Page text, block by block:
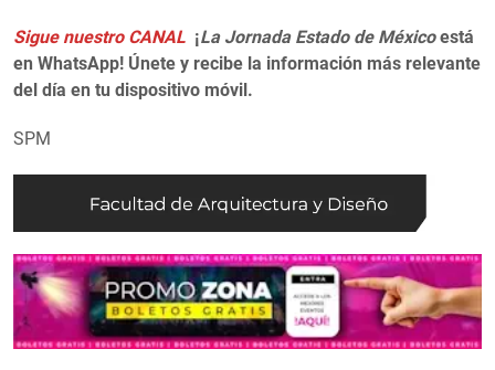
Sigue nuestro CANAL ¡La Jornada Estado de Méxicoestá
en WhatsApp! Únete y recibe la información más relevante
del día en tu dispositivo móvil.
SPM